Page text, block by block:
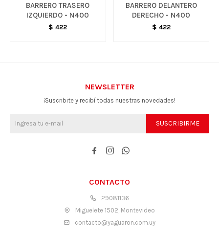
BARRERO TRASERO
IZQUIERDO - N400
$ 422
BARRERO DELANTERO
DERECHO - N400
$ 422
CONTACTO
29081136
Miguelete 1502, Montevideo
contacto@yaguaron.com.uy
NEWSLETTER
¡Suscribite y recibí todas nuestras novedades!
SUSCRIBIRME
  